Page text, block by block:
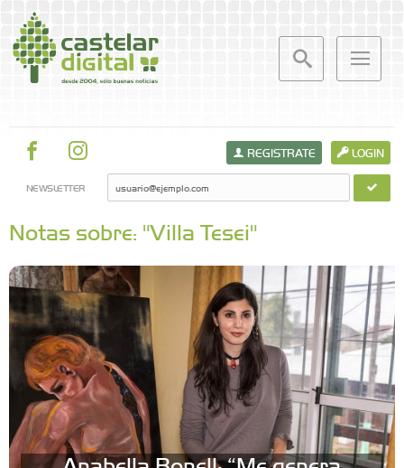
LOGIN
REGISTRATE
NEWSLETTER
Notas sobre: "Villa Tesei"